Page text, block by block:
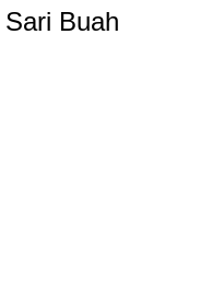
Sari Buah